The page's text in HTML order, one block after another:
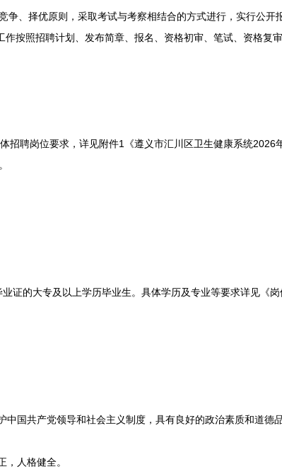
、择优原则，采取考试与考察相结合的方式进行，实行公开
作按照招聘计划、发布简章、报名、资格初审、笔试、资格复
聘岗位要求，详见附件1《遵义市汇川区卫生健康系统2026
的大专及以上学历毕业生。具体学历及专业等要求详见《岗
国共产党领导和社会主义制度，具有良好的政治素质和道德品
人格健全。